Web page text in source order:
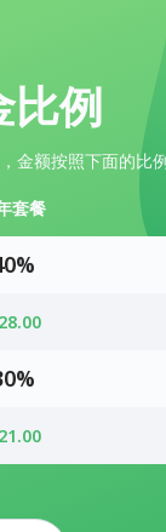
比例
金额按照下面的比
套餐